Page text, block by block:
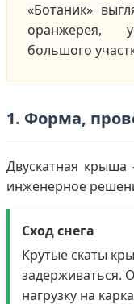
«Ботаник»
оранжерея,
большого
1. Форма,
Двускатная
инженерное
Сход снега
Крутые скаты
задерживаться.
нагрузку на